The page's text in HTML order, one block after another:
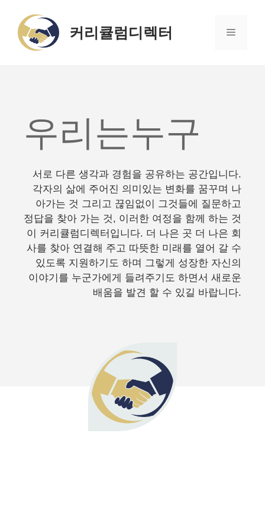
content
커리큘럼디렉터 Menu
우리는누구
서로 다른 생각과 경험을 공유하는 공간입니다.
각자의 삶에 주어진 의미있는 변화를 꿈꾸며 나
아가는 것 그리고 끊임없이 그것들에 질문하고
정답을 찾아 가는 것, 이러한 여정을 함께 하는 것
이 커리큘럼디렉터입니다. 더 나은 곳 더 나은 회
사를 찾아 연결해 주고 따뜻한 미래를 열어 갈 수
있도록 지원하기도 하며 그렇게 성장한 자신의
이야기를 누군가에게 들려주기도 하면서 새로운
배움을 발견 할 수 있길 바랍니다.